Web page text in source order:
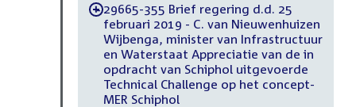
-29665-355 Brief regering d.d. 25
februari 2019 - C. van Nieuwenhuizen
Wijbenga, minister van Infrastructuur
en Waterstaat Appreciatie van de in
opdracht van Schiphol uitgevoerde
Technical Challenge op het concept-
MER Schiphol